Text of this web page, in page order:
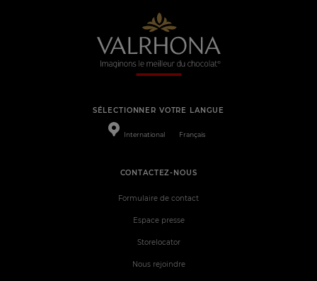
SÉLECTIONNER VOTRE LANGUE
International Français
CONTACTEZ-NOUS
Formulaire de contact
Espace presse
Storelocator
Nous rejoindre